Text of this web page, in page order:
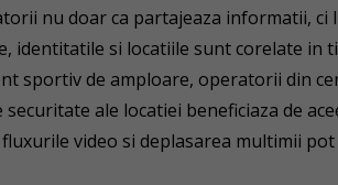
nu doar ca partajeaza informatii, ci
identitatile si locatiile sunt corelate in
sportiv de amploare, operatorii din
securitate ale locatiei beneficiaza de
video si deplasarea multimii